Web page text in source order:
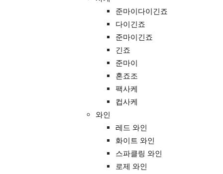
준마이다이긴죠
다이긴죠
준마이긴죠
긴죠
준마이
혼죠조
팩사케
컵사케
와인
레드 와인
화이트 와인
스파클링 와인
로제 와인